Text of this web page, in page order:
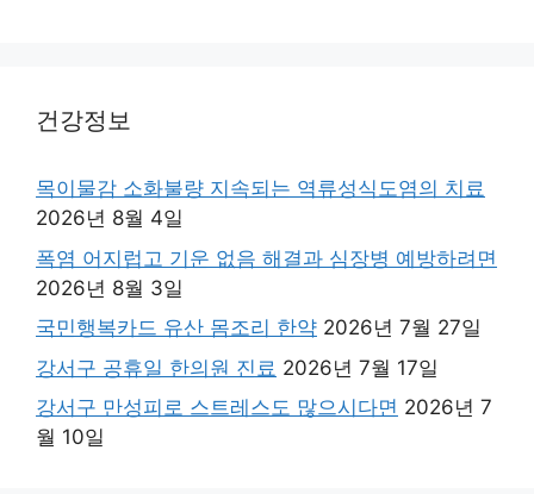
건강정보
목이물감 소화불량 지속되는 역류성식도염의 치료
2026년 8월 4일
폭염 어지럽고 기운 없음 해결과 심장병 예방하려면
2026년 8월 3일
국민행복카드 유산 몸조리 한약 2026년 7월 27일
강서구 공휴일 한의원 진료 2026년 7월 17일
강서구 만성피로 스트레스도 많으시다면 2026년 7
월 10일